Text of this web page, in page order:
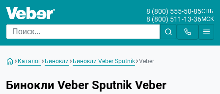
8 (800) 555-50-85СПБ
8 (800) 511-13-36МСК
Каталог Бинокли Бинокли Veber Sputnik Veber
Бинокли Veber Sputnik Veber
Цена
От
До
Бренд